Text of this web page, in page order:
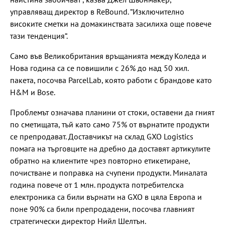
управляващ директор в ReBound. “Изключително
високите сметки на домакинствата засилиха още повече
тази тенденция“.
Само във Великобритания връщанията между Коледа и
Нова година са се повишили с 26% до над 50 хил.
пакета, посочва ParcelLab, която работи с брандове като
H&M и Bose.
Проблемът означава планини от стоки, оставени да гният
по сметищата, тъй като само 75% от върнатите продукти
се препродават. Доставчикът на склад GXO Logistics
помага на търговците на дребно да доставят артикулите
обратно на клиентите чрез повторно етикетиране,
почистване и поправка на счупени продукти. Миналата
година повече от 1 млн. продукта потребителска
електроника са били върнати на GXO в цяла Европа и
поне 90% са били препродадени, посочва главният
стратегически директор Нийл Шелтън.